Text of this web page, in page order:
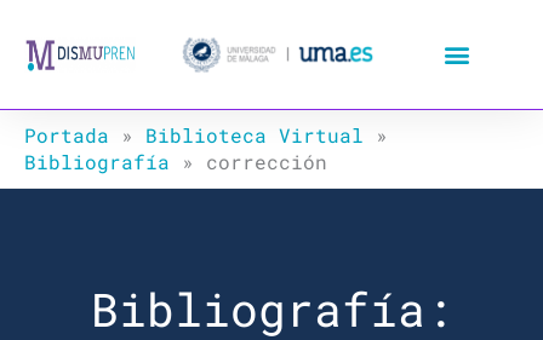
Portada » Biblioteca Virtual »
Bibliografía » corrección
Bibliografía: